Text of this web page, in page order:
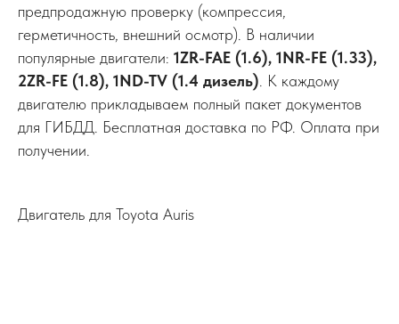
предпродажную проверку (компрессия,
герметичность, внешний осмотр). В наличии
популярные двигатели: 1ZR-FAE (1.6), 1NR-FE (1.33),
2ZR-FE (1.8), 1ND-TV (1.4 дизель) . К каждому
двигателю прикладываем полный пакет документов
для ГИБДД. Бесплатная доставка по РФ. Оплата при
получении.
Двигатель для Toyota Auris